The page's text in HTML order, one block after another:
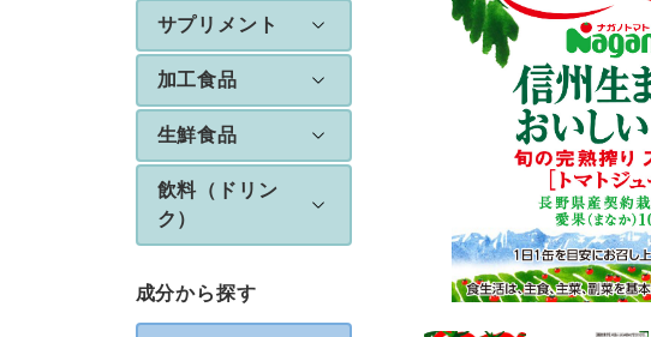
サプリメント
加工食品
生鮮食品
飲料（ドリン
ク）
成分から探す